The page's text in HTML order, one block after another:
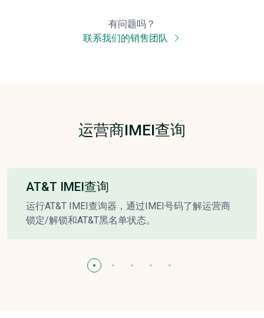
有问题吗？
联系我们的销售团队
运营商IMEI查询
AT&T IMEI查询
运行AT&T IMEI查询器，通过IMEI号码了解运营商
锁定/解锁和AT&T黑名单状态。